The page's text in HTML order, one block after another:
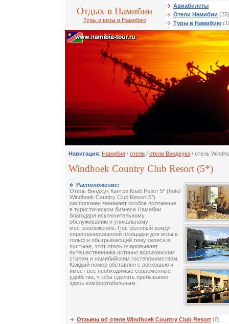
Отдых в Намибии
Туры и визы в Намибию
Авиабилеты
Отели Намибии (25)
Туры в Намибию
Навигация: Намибия / отели / отели Виндхука / отель
Windhoek Country Club Resort (5*)
Расположение:
Отель Виндхук Кантри Клаб Резот 5* (hotel
Windhoek Country Club Resort 5*)
расположен занимает особое положение
в туристическом бизнесе Намибии
благодаря исключительному
обслуживанию и уникальному
местоположению. Построенный вокруг
перепланированной площадки для игры в
гольф и обыгрывающий тему оазиса в
пустыне, этот отель очаровывает
путешественника истинно африканским
стилем и намибийским гостеприимством.
Каждый номер обставлен с роскошью и
имеет все необходимые современные
удобства, чтобы сделать пребывание
здесь комфортабельным.
Отзывы об отеле Windhoek Country Club Resort (0)